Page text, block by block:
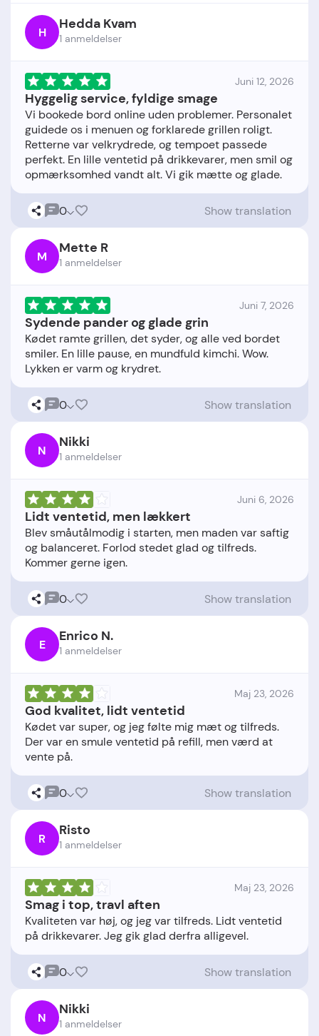
H Hedda Kvam
1 anmeldelser
Juni 12, 2026
Hyggelig service, fyldige smage
Vi bookede bord online uden problemer. Personalet
guidede os i menuen og forklarede grillen roligt.
Retterne var velkrydrede, og tempoet passede
perfekt. En lille ventetid på drikkevarer, men smil og
0 Show translation
M Mette R
1 anmeldelser
Juni 7, 2026
Sydende pander og glade grin
Kødet ramte grillen, det syder, og alle ved bordet
smiler. En lille pause, en mundfuld kimchi. Wow.
0 Show translation
N Nikki
1 anmeldelser
Juni 6, 2026
Lidt ventetid, men lækkert
Blev småutålmodig i starten, men maden var saftig
og balanceret. Forlod stedet glad og tilfreds.
0 Show translation
E Enrico N.
1 anmeldelser
Maj 23, 2026
God kvalitet, lidt ventetid
Kødet var super, og jeg følte mig mæt og tilfreds.
Der var en smule ventetid på refill, men værd at
0 Show translation
R Risto
1 anmeldelser
Maj 23, 2026
Smag i top, travl aften
Kvaliteten var høj, og jeg var tilfreds. Lidt ventetid
0 Show translation
N Nikki
1 anmeldelser